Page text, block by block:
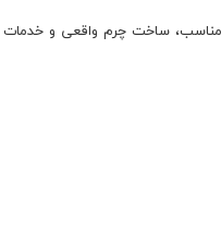
مناسب، ساخت چرم واقعی و